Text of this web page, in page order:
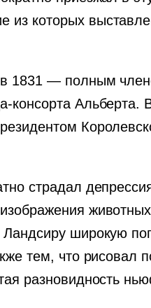
из которых
в 1831 — полным
консорта Альберта.
страдал
широкую
тем, что рисовал
разновидность